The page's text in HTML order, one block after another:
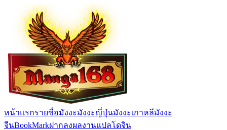
หน้าแรกรายชื่อมังงะมังงะญี่ปุ่นมังงะเกาหลีมังงะ
จีนBookMarkฝากลงผลงานแปลโดจิน